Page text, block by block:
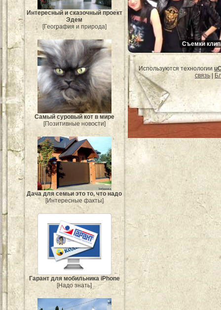
Интересный и сказочный проект
Эдем
[География и природа]
Самый суровый кот в мире
[Позитивные новости]
Дача для семьи это то, что надо
[Интересные факты]
Гарант для мобильника iPhone
[Надо знать]
Съемки
Используются технологии
связь